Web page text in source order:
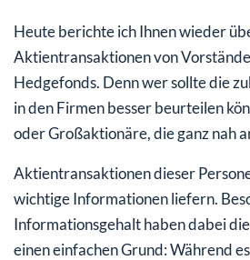
Millerknoll
Heute berichte ich Ihnen wieder
Aktientransaktionen von
Hedgefonds. Denn wer sollte die
in den Firmen besser beurteilen
oder Großaktionäre, die ganz nah
Aktientransaktionen dieser
wichtige Informationen liefern.
Informationsgehalt haben dabei
einen einfachen Grund: Während